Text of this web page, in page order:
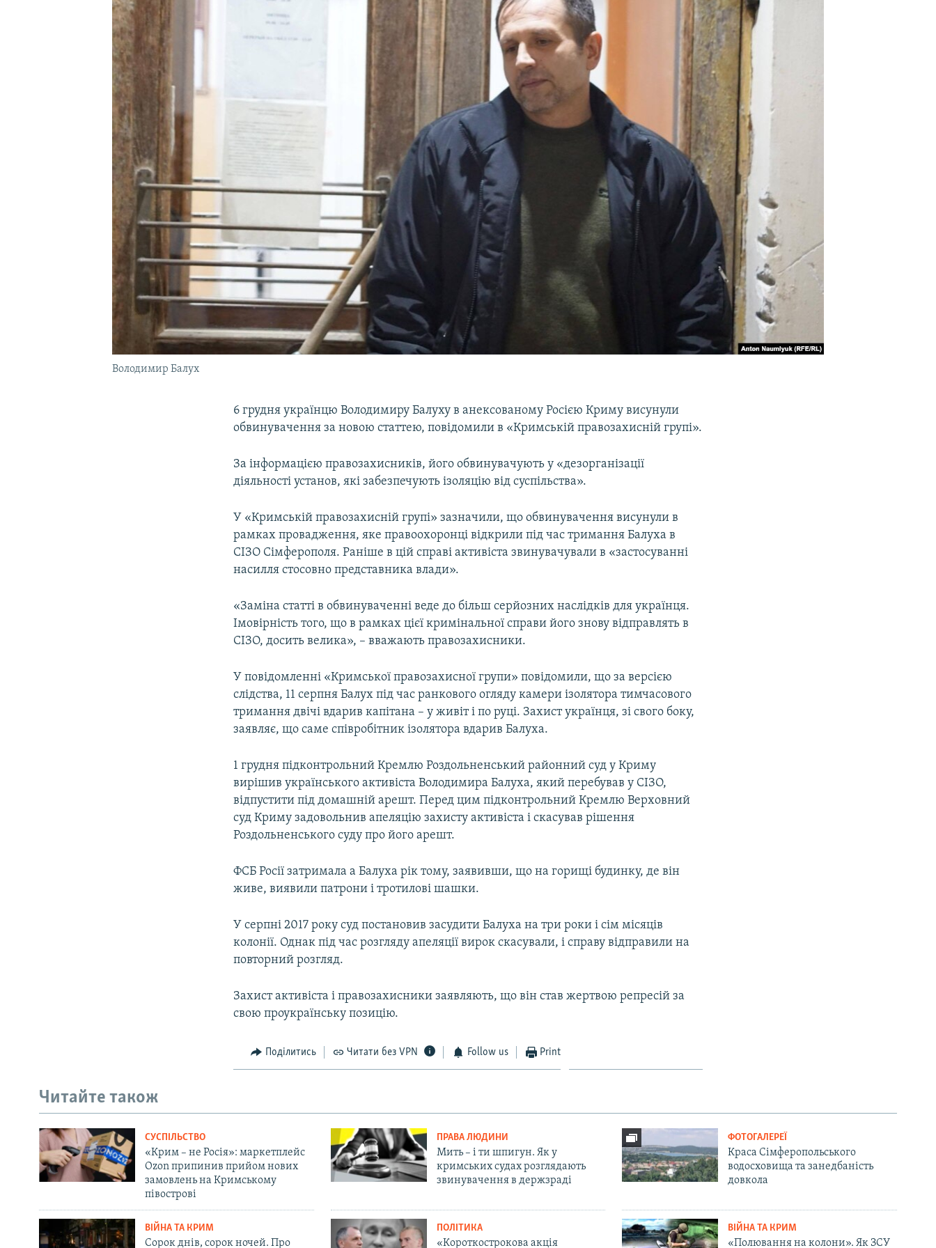
УКРАЇНСЬКА ПРОБЛЕМА КРИМУ
Володимир Балух
6 грудня українцю Володимиру Балуху в анексованому Росією Криму висунули
обвинувачення за новою статтею, повідомили в «Кримській правозахисній групі».
За інформацією правозахисників, його обвинувачують у «дезорганізації
діяльності установ, які забезпечують ізоляцію від суспільства».
У «Кримській правозахисній групі» зазначили, що обвинувачення висунули в
рамках провадження, яке правоохоронці відкрили під час тримання Балуха в
СІЗО Сімферополя. Раніше в цій справі активіста звинувачували в «застосуванні
насилля стосовно представника влади».
«Заміна статті в обвинуваченні веде до більш серйозних наслідків для українця.
Імовірність того, що в рамках цієї кримінальної справи його знову відправлять в
СІЗО, досить велика», – вважають правозахисники.
У повідомленні «Кримської правозахисної групи» повідомили, що за версією
слідства, 11 серпня Балух під час ранкового огляду камери ізолятора тимчасового
тримання двічі вдарив капітана – у живіт і по руці. Захист українця, зі свого боку,
заявляє, що саме співробітник ізолятора вдарив Балуха.
1 грудня підконтрольний Кремлю Роздольненський районний суд у Криму
вирішив українського активіста Володимира Балуха, який перебував у СІЗО,
відпустити під домашній арешт. Перед цим підконтрольний Кремлю Верховний
суд Криму задовольнив апеляцію захисту активіста і скасував рішення
Роздольненського суду про його арешт.
ФСБ Росії затримала а Балуха рік тому, заявивши, що на горищі будинку, де він
живе, виявили патрони і тротилові шашки.
У серпні 2017 року суд постановив засудити Балуха на три роки і сім місяців
колонії. Однак під час розгляду апеляції вирок скасували, і справу відправили на
повторний розгляд.
Захист активіста і правозахисники заявляють, що він став жертвою репресій за
свою проукраїнську позицію.
Поділитись Читати без VPN Follow us Print
Читайте також
СУСПІЛЬСТВО
«Крим – не Росія»: маркетплейс
Ozon припинив прийом нових
замовлень на Кримському
півострові
ПРАВА ЛЮДИНИ
Мить – і ти шпигун. Як у
кримських судах розглядають
звинувачення в держзраді
ФОТОГАЛЕРЕЇ
Краса Сімферопольського
водосховища та занедбаність
довкола
ВІЙНА ТА КРИМ
Сорок днів, сорок ночей. Про
ПОЛІТИКА
«Короткострокова акція
ВІЙНА ТА КРИМ
«Полювання на колони». Як ЗСУ